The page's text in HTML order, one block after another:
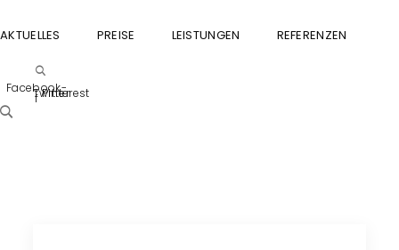
AKTUELLES PREISE LEISTUNGEN REFERENZEN
Facebook-
f
Twitter
Pinterest